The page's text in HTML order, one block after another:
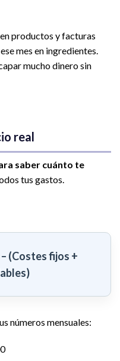
en productos y facturas
ese mes en ingredientes.
mucho dinero sin
real
saber cuánto te
tus gastos.
(Costes fijos +
números mensuales: